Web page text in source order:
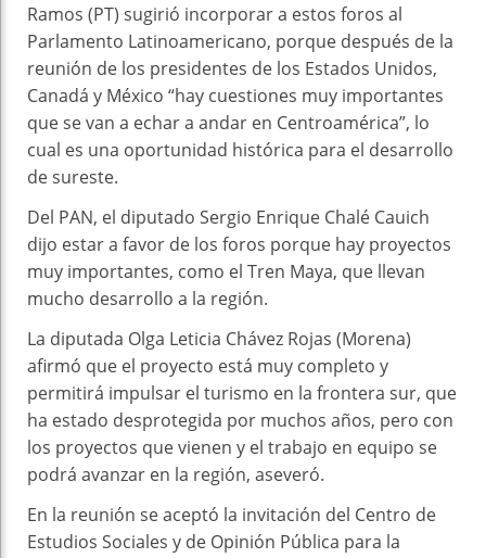
Ramos (PT) sugirió incorporar a estos foros al
Parlamento Latinoamericano, porque después de la
reunión de los presidentes de los Estados Unidos,
Canadá y México “hay cuestiones muy importantes
que se van a echar a andar en Centroamérica”, lo
cual es una oportunidad histórica para el desarrollo
de sureste.
Del PAN, el diputado Sergio Enrique Chalé Cauich
dijo estar a favor de los foros porque hay proyectos
muy importantes, como el Tren Maya, que llevan
mucho desarrollo a la región.
La diputada Olga Leticia Chávez Rojas (Morena)
afirmó que el proyecto está muy completo y
permitirá impulsar el turismo en la frontera sur, que
ha estado desprotegida por muchos años, pero con
los proyectos que vienen y el trabajo en equipo se
podrá avanzar en la región, aseveró.
En la reunión se aceptó la invitación del Centro de
Estudios Sociales y de Opinión Pública para la